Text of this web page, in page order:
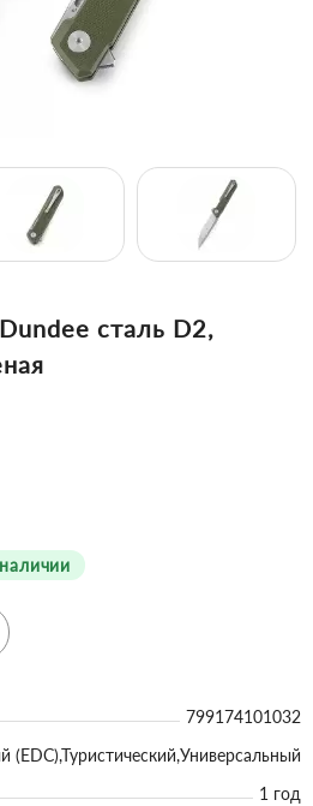
сталь D2,
799174101032
(EDC),Туристический,Универсальный
1 год